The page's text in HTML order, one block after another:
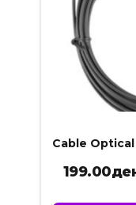
Cable
199.00